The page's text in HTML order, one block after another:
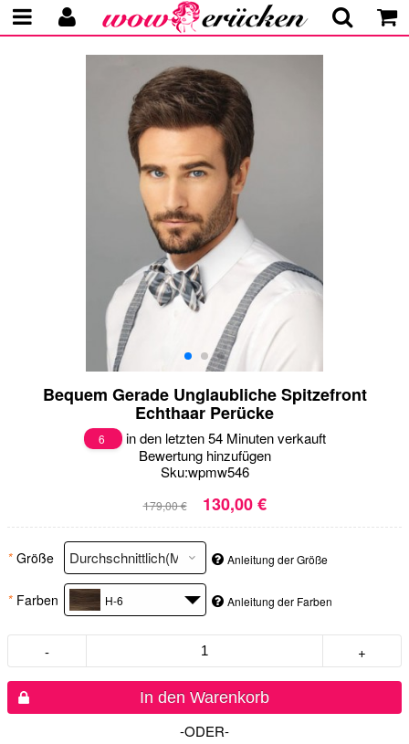
Bequem Gerade Unglaubliche Spitzefront
Echthaar Perücke
6
in den letzten 54 Minuten verkauft
Bewertung hinzufügen
Sku:wpmw546
179,00 € 130,00 €
* Größe Anleitung der Größe
* Farben H-6 Anleitung der Farben
- +
In den Warenkorb
-ODER-